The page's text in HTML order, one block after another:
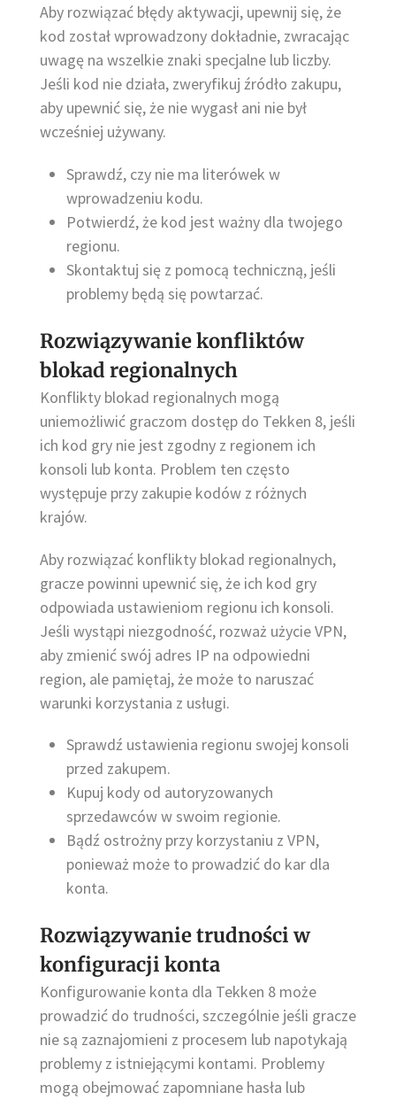
Aby rozwiązać błędy aktywacji, upewnij się, że
kod został wprowadzony dokładnie, zwracając
uwagę na wszelkie znaki specjalne lub liczby.
Jeśli kod nie działa, zweryfikuj źródło zakupu,
aby upewnić się, że nie wygasł ani nie był
wcześniej używany.
Sprawdź, czy nie ma literówek w
wprowadzeniu kodu.
Potwierdź, że kod jest ważny dla twojego
regionu.
Skontaktuj się z pomocą techniczną, jeśli
problemy będą się powtarzać.
Rozwiązywanie konfliktów
blokad regionalnych
Konflikty blokad regionalnych mogą
uniemożliwić graczom dostęp do Tekken 8, jeśli
ich kod gry nie jest zgodny z regionem ich
konsoli lub konta. Problem ten często
występuje przy zakupie kodów z różnych
krajów.
Aby rozwiązać konflikty blokad regionalnych,
gracze powinni upewnić się, że ich kod gry
odpowiada ustawieniom regionu ich konsoli.
Jeśli wystąpi niezgodność, rozważ użycie VPN,
aby zmienić swój adres IP na odpowiedni
region, ale pamiętaj, że może to naruszać
warunki korzystania z usługi.
Sprawdź ustawienia regionu swojej konsoli
przed zakupem.
Kupuj kody od autoryzowanych
sprzedawców w swoim regionie.
Bądź ostrożny przy korzystaniu z VPN,
ponieważ może to prowadzić do kar dla
konta.
Rozwiązywanie trudności w
konfiguracji konta
Konfigurowanie konta dla Tekken 8 może
prowadzić do trudności, szczególnie jeśli gracze
nie są zaznajomieni z procesem lub napotykają
problemy z istniejącymi kontami. Problemy
mogą obejmować zapomniane hasła lub